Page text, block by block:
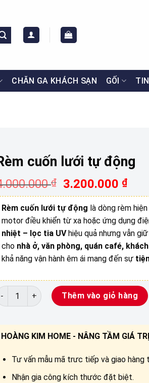
CHĂN GA KHÁCH SẠN GỐI
cuốn lưới tự động
₫
Giá
gốc
là:
4.000.000 ₫.
3.200.000 ₫Giá
tại
là:
Rèm cuốn lưới tự động là dòng rèm
motor điều khiển từ xa hoặc ứng dụng
nhiệt – lọc tia UVhiệu quả nhưng vẫn
cho nhà ở, văn phòng, quán café,
khả năng vận hành êm ái mang đến sự
cuốn lưới tự động số lượng
Thêm vào giỏ hàng
HOÀNG KIM HOME - NÂNG TẦM GIÁ
Tư vấn mẫu mã trưc tiếp và giao hàng
Nhận gia công kích thước đặt biệt.